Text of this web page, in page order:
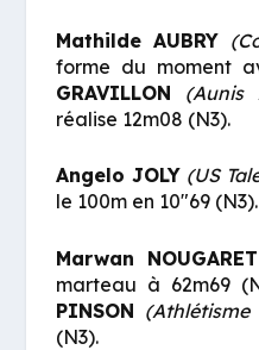
Mathilde AUBRY
forme du moment
GRAVILLON
(Aunis
réalise 12m08 (N3).
Angelo JOLY (US
le 100m en 10″69 (N3).
Marwan NOUGARET
marteau à 62m69
PINSON (Athlétisme
(N3).